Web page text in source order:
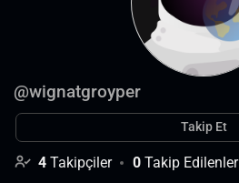
@wignatgroyper
Takip Et
4 Takipçiler 0 Takip Edilenler